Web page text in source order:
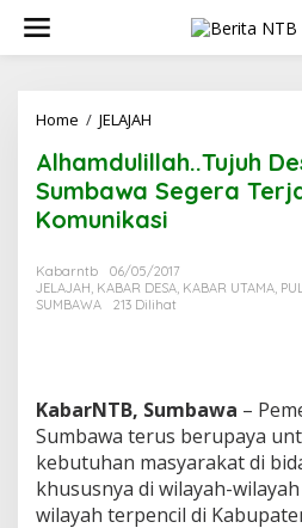
w
Home / JELAJAH
a
m
d
l
i
l
.
.
T
u
j
u
Alhamdulillah..Tujuh
Sumbawa Segera
Komunikasi
Kabarntb
06/05/2017
JELAJAH, KABAR DESA, KABAR UTAMA,
SUMBAWA
213 Dilihat
KabarNTB, Sumbawa –
Sumbawa terus berupaya
kebutuhan masyarakat di
khususnya di wilayah-
wilayah terpencil di